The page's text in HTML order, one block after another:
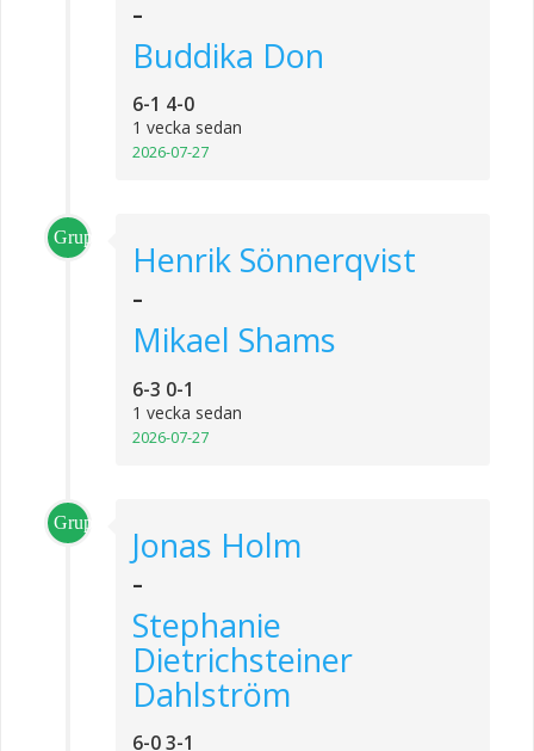
-
Buddika Don
6-1 4-0
1 vecka sedan
2026-07-27
Grupp_1
Henrik Sönnerqvist
-
Mikael Shams
6-3 0-1
1 vecka sedan
2026-07-27
Grupp_4
Jonas Holm
-
Stephanie
Dietrichsteiner
Dahlström
6-0 3-1